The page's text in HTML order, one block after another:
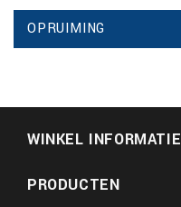
OPRUIMING
WINKEL INFORMATIE
PRODUCTEN